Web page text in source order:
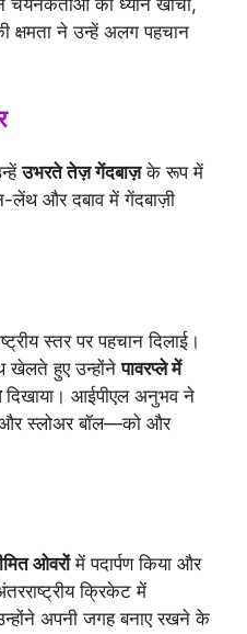
ने उन्हें अलग पहचान
उभरते तेज़ गेंदबाज़के रूप में
लेंथ और दबाव में गेंदबाज़ी
स्तर पर पहचान दिलाई।
खेलते हुए उन्होंनेपावरप्ले में
दिखाया। आईपीएल अनुभव ने
और स्लोअर बॉल—को और
ओवरोंमें पदार्पण किया और
क्रिकेट में
अपनी जगह बनाए रखने के